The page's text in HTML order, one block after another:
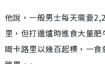
他說，一般男士每天需要
里，但打邊爐時進食大量
嘅卡路里以幾百起標，一